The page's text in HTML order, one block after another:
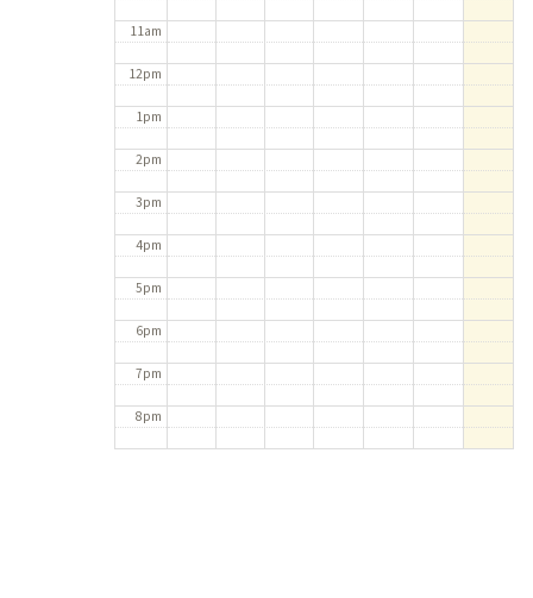
11am
12pm
1pm
2pm
3pm
4pm
5pm
6pm
7pm
8pm